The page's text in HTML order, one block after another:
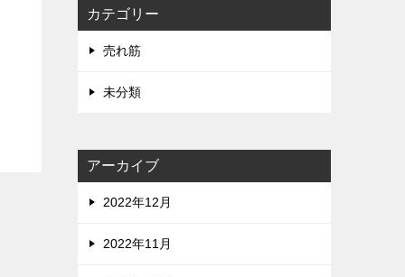
カテゴリー
売れ筋
未分類
アーカイブ
2022年12月
2022年11月